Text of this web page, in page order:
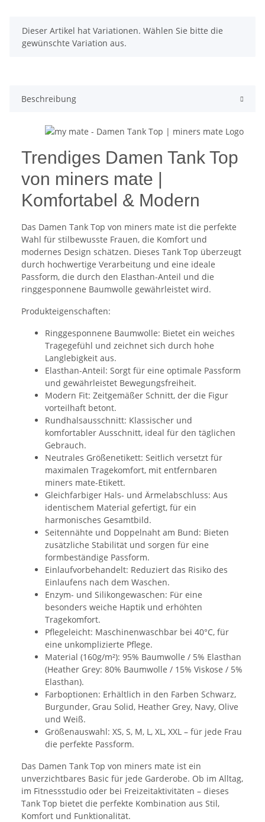
x
Dieser Artikel hat Variationen. Wählen Sie bitte die
gewünschte Variation aus.
Beschreibung
Trendiges Damen Tank Top
von miners mate |
Komfortabel & Modern
Das Damen Tank Top von miners mate ist die perfekte
Wahl für stilbewusste Frauen, die Komfort und
modernes Design schätzen. Dieses Tank Top überzeugt
durch hochwertige Verarbeitung und eine ideale
Passform, die durch den Elasthan-Anteil und die
ringgesponnene Baumwolle gewährleistet wird.
Produkteigenschaften:
Ringgesponnene Baumwolle: Bietet ein weiches
Tragegefühl und zeichnet sich durch hohe
Langlebigkeit aus.
Elasthan-Anteil: Sorgt für eine optimale Passform
und gewährleistet Bewegungsfreiheit.
Modern Fit: Zeitgemäßer Schnitt, der die Figur
vorteilhaft betont.
Rundhalsausschnitt: Klassischer und
komfortabler Ausschnitt, ideal für den täglichen
Gebrauch.
Neutrales Größenetikett: Seitlich versetzt für
maximalen Tragekomfort, mit entfernbaren
miners mate-Etikett.
Gleichfarbiger Hals- und Ärmelabschluss: Aus
identischem Material gefertigt, für ein
harmonisches Gesamtbild.
Seitennähte und Doppelnaht am Bund: Bieten
zusätzliche Stabilität und sorgen für eine
formbeständige Passform.
Einlaufvorbehandelt: Reduziert das Risiko des
Einlaufens nach dem Waschen.
Enzym- und Silikongewaschen: Für eine
besonders weiche Haptik und erhöhten
Tragekomfort.
Pflegeleicht: Maschinenwaschbar bei 40°C, für
eine unkomplizierte Pflege.
Material (160g/m²): 95% Baumwolle / 5% Elasthan
(Heather Grey: 80% Baumwolle / 15% Viskose / 5%
Elasthan).
Farboptionen: Erhältlich in den Farben Schwarz,
Burgunder, Grau Solid, Heather Grey, Navy, Olive
und Weiß.
Größenauswahl: XS, S, M, L, XL, XXL – für jede Frau
die perfekte Passform.
Das Damen Tank Top von miners mate ist ein
unverzichtbares Basic für jede Garderobe. Ob im Alltag,
im Fitnessstudio oder bei Freizeitaktivitäten – dieses
Tank Top bietet die perfekte Kombination aus Stil,
Komfort und Funktionalität.